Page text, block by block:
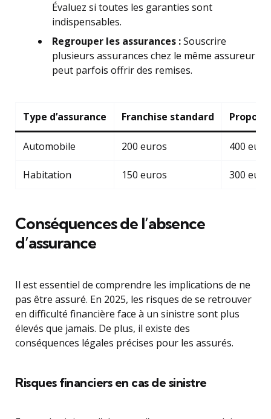
Évaluez si toutes les garanties sont
indispensables.
Regrouper les assurances :Souscrire
plusieurs assurances chez le même assureur
peut parfois offrir des remises.
Type d’assurance Franchise standard
Automobile 200 euros 400
Habitation 150 euros 300
Conséquences de l’absence
d’assurance
Il est essentiel de comprendre les implications de ne
pas être assuré. En 2025, les risques de se retrouver
en difficulté financière face à un sinistre sont plus
élevés que jamais. De plus, il existe des
conséquences légales précises pour les assurés.
Risques financiers en cas de sinistre